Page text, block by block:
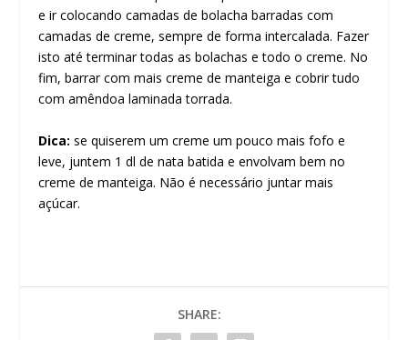
e ir colocando camadas de bolacha barradas com
camadas de creme, sempre de forma intercalada. Fazer
isto até terminar todas as bolachas e todo o creme. No
fim, barrar com mais creme de manteiga e cobrir tudo
com amêndoa laminada torrada.
Dica: se quiserem um creme um pouco mais fofo e
leve, juntem 1 dl de nata batida e envolvam bem no
creme de manteiga. Não é necessário juntar mais
açúcar.
SHARE: